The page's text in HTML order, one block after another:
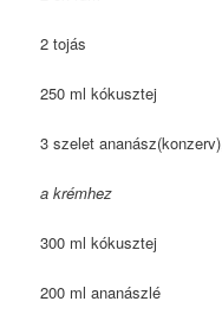
2 tojás
250 ml kókusztej
3 szelet
a krémhez
300 ml kókusztej
200 ml ananászlé